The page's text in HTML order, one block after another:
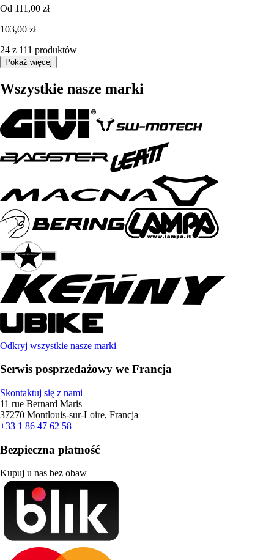
Od 111,00 zł
103,00 zł
24 z 111 produktów
Pokaż więcej
Wszystkie nasze marki
Odkryj wszystkie nasze marki
Serwis posprzedażowy we Francja
Skontaktuj się z nami
11 rue Bernard Maris
37270 Montlouis-sur-Loire, Francja
+33 1 86 47 62 58
Bezpieczna płatność
Kupuj u nas bez obaw